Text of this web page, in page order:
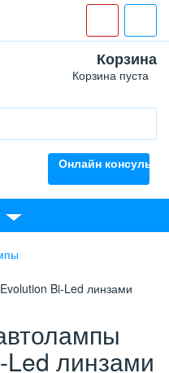
Корзина
Корзина пуста
Онлайн
Bi-Led линзами
линзами